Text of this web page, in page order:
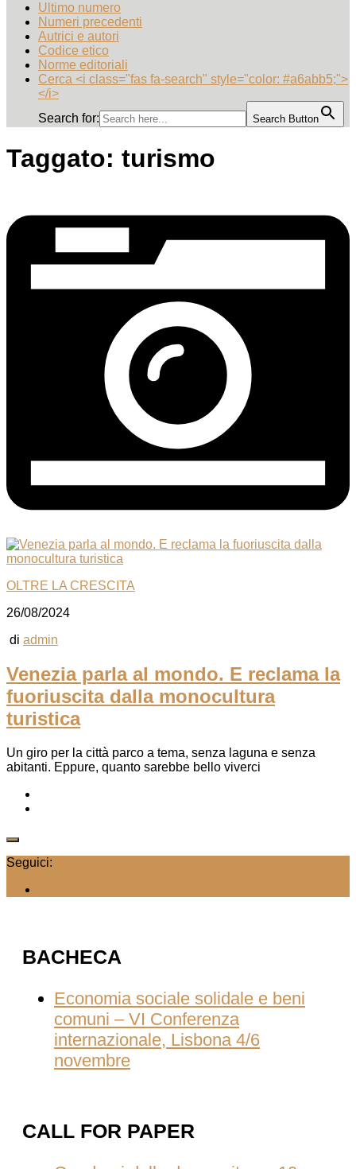
Ultimo numero
Numeri precedenti
Autrici e autori
Codice etico
Norme editoriali
Cerca <i class="fas fa-search" style="color: #a6abb5;">
</i>
Search for:
Search Button
Taggato: turismo
OLTRE LA CRESCITA
26/08/2024
di admin
Venezia parla al mondo. E reclama la
fuoriuscita dalla monocultura
turistica
Un giro per la città parco a tema, senza laguna e senza
abitanti. Eppure, quanto sarebbe bello viverci
Seguici:
BACHECA
Economia sociale solidale e beni
comuni – VI Conferenza
internazionale, Lisbona 4/6
novembre
CALL FOR PAPER